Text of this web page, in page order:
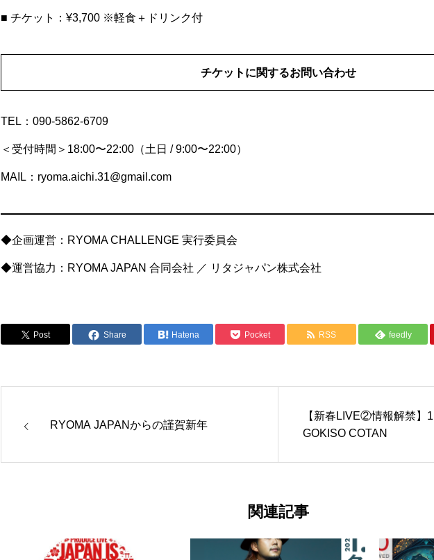
■ チケット：¥3,700 ※軽食＋ドリンク付
チケットに関するお問い合わせ
TEL：090-5862-6709
＜受付時間＞18:00〜22:00（土日 / 9:00〜22:00）
MAIL：ryoma.aichi.31@gmail.com
◆企画運営：RYOMA CHALLENGE 実行委員会
◆運営協力：RYOMA JAPAN 合同会社 ／ リタジャパン株式会社
Post Share Hatena Pocket RSS feedly
RYOMA JAPANからの謹賀新年
【新春LIVE②情報解禁】1
GOKISO COTAN
関連記事